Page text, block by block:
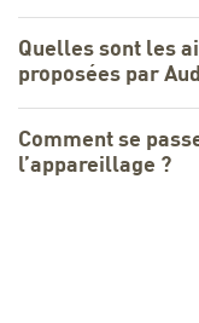
Quelles sont les
proposées par
Comment se
l’appareillage ?